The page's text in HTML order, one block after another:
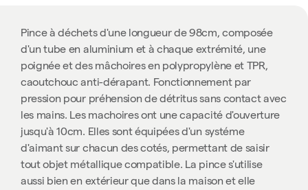
Pince à déchets d'une longueur de 98cm, composée
d'un tube en aluminium et à chaque extrémité, une
poignée et des mâchoires en polypropylène et TPR,
caoutchouc anti-dérapant. Fonctionnement par
pression pour préhension de détritus sans contact avec
les mains. Les machoires ont une capacité d'ouverture
jusqu'à 10cm. Elles sont équipées d'un systéme
d'aimant sur chacun des cotés, permettant de saisir
tout objet métallique compatible. La pince s'utilise
aussi bien en extérieur que dans la maison et elle